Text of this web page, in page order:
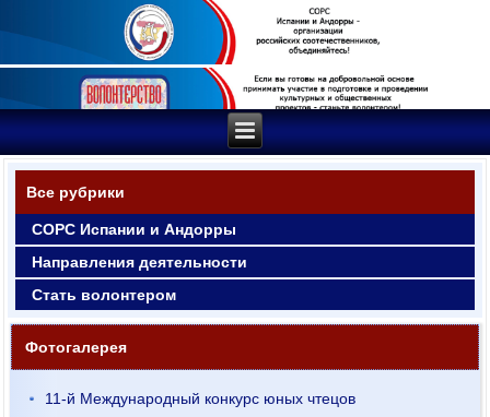
Все рубрики
СОРС Испании и Андорры
Направления деятельности
Стать волонтером
Фотогалерея
11-й Международный конкурс юных чтецов